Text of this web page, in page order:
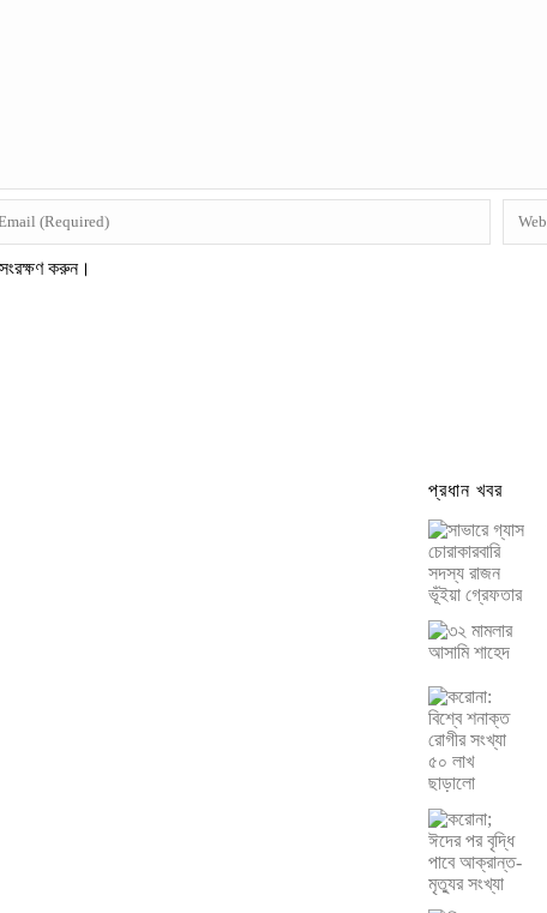
করুন।
প্রধান খবর